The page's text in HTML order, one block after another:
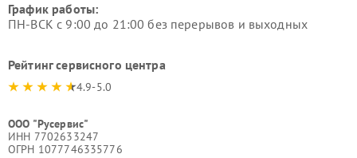
График работы:
ПН-ВСК с 9:00 до 21:00 без перерывов и выходных
Рейтинг сервисного центра
4.9-5.0
ООО "Русервис"
ИНН 7702633247
ОГРН 1077746335776